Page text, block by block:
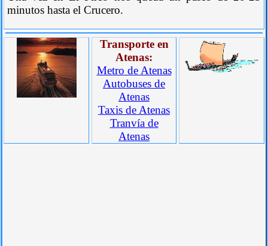
minutos hasta el Crucero.
Transporte en
Atenas:
Metro de Atenas
Autobuses de
Atenas
Taxis de Atenas
Tranvía de
Atenas